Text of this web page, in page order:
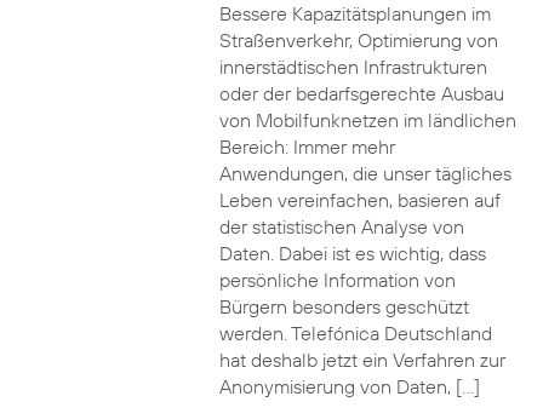
Bessere Kapazitätsplanungen im
Straßenverkehr, Optimierung von
innerstädtischen Infrastrukturen
oder der bedarfsgerechte Ausbau
von Mobilfunknetzen im ländlichen
Bereich: Immer mehr
Anwendungen, die unser tägliches
Leben vereinfachen, basieren auf
der statistischen Analyse von
Daten. Dabei ist es wichtig, dass
persönliche Information von
Bürgern besonders geschützt
werden. Telefónica Deutschland
hat deshalb jetzt ein Verfahren zur
Anonymisierung von Daten, […]